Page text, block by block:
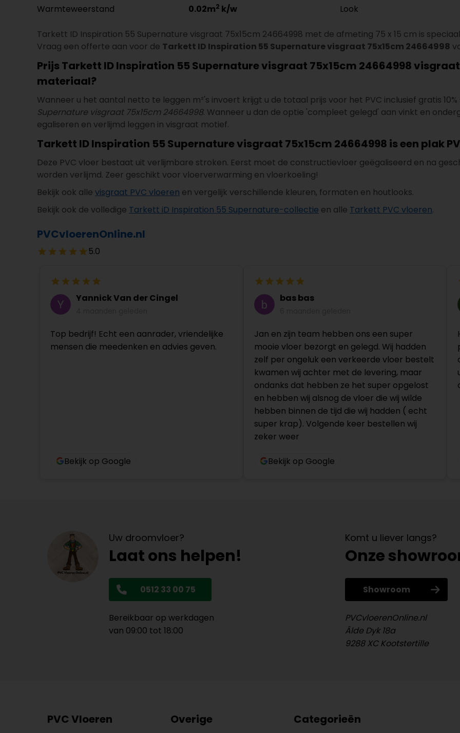
Warmteweerstand
0.02m2 k/w Look
Tarkett ID Inspiration 55 Supernature visgraat 75x15cm 24664998 met de afmeting 75 x 15 cm is
Vraag een offerte aan voor de Tarkett ID Inspiration 55 Supernature visgraat 75x15cm 24664998
Prijs Tarkett ID Inspiration 55 Supernature visgraat 75x15cm 24664998
materiaal?
Wanneer u het aantal netto te leggen m²'s invoert krijgt u de totaal prijs voor het PVC inclusief gratis
Supernature visgraat 75x15cm 24664998. Wanneer u dan de optie 'compleet gelegd' aan vinkt en
egaliseren en verlijmd leggen in visgraat motief.
Tarkett ID Inspiration 55 Supernature visgraat 75x15cm 24664998 is een plak
Deze PVC vloer bestaat uit verlijmbare stroken. Eerst moet de constructievloer geëgaliseerd en na
worden verlijmd. Zeer geschikt voor vloerverwarming en vloerkoeling!
Bekijk ook alle visgraat PVC vloeren en vergelijk verschillende kleuren, formaten en houtlooks.
Bekijk ook de volledige Tarkett iD Inspiration 55 Supernature-collectie en alle Tarkett PVC vloeren.
PVCvloerenOnline.nl
5.0
Yannick Van der Cingel
Top bedrijf! Echt een aanrader, vriendelijke
mensen die meedenken en advies geven.
Bekijk op Google
bas bas
Jan en zijn team hebben ons een super
mooie vloer bezorgt en gelegd. Wij hadden
zelf per ongeluk een verkeerde vloer bestelt
kwamen wij achter met de levering, maar
ondanks dat hebben ze het super opgelost
en hebben wij alsnog de vloer die wij wilde
hebben binnen de tijd die wij hadden ( echt
super krap). Volgende keer bestellen wij
zeker weer
Bekijk op Google
Uw droomvloer?
Laat ons helpen!
0512 33 00 75
Bereikbaar op werkdagen
van 09:00 tot 18:00
Komt u liever langs?
Onze
Showroom
PVCvloerenOnline.nl
Âlde Dyk 18a
9288 XC Kootstertille
PVC Vloeren Overige Categorieën